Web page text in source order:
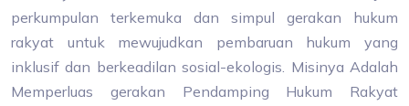
perkumpulan terkemuka dan simpul gerakan hukum
rakyat untuk mewujudkan pembaruan hukum yang
inklusif dan berkeadilan sosial-ekologis. Misinya Adalah
Memperluas gerakan Pendamping Hukum Rakyat